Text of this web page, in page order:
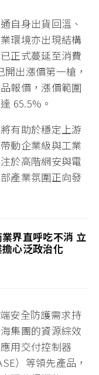
自身出貨回溫、
環境亦出現結構
正式蔓延至消費
出漲價第一槍，
報價，漲價範圍
65.5%。
有助於穩定上游
動企業級與工業
於高階網安與電
產業氛圍正向發
界直呼吃不消 立
心泛政治化
安全防護需求持
集團的資源綜效
用交付控制器
）等領先產品，